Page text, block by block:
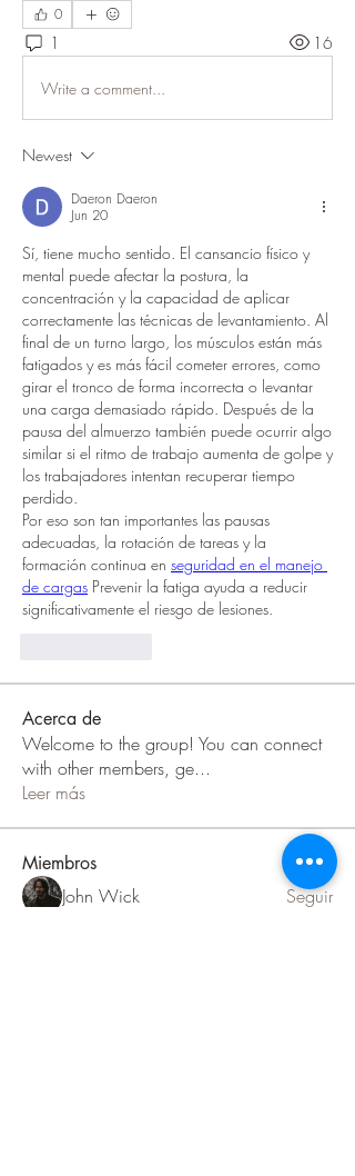
0
1 16
Write a comment...
Newest
Daeron Daeron
Jun 20
Sí, tiene mucho sentido. El cansancio físico y
mental puede afectar la postura, la
concentración y la capacidad de aplicar
correctamente las técnicas de levantamiento. Al
final de un turno largo, los músculos están más
fatigados y es más fácil cometer errores, como
girar el tronco de forma incorrecta o levantar
una carga demasiado rápido. Después de la
pausa del almuerzo también puede ocurrir algo
similar si el ritmo de trabajo aumenta de golpe y
los trabajadores intentan recuperar tiempo
perdido.
Por eso son tan importantes las pausas
adecuadas, la rotación de tareas y la
formación continua en seguridad en el manejo
de cargas Prevenir la fatiga ayuda a reducir
significativamente el riesgo de lesiones.
Acerca de
Welcome to the group! You can connect
with other members, ge...
Leer más
Miembros
John Wick
Seguir